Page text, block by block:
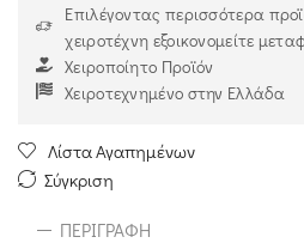
Επιλέγοντας περισσότερα
χειροτέχνη εξοικονομείτε
Χειροποίητο Προϊόν
Χειροτεχνημένο στην Ελλάδα
Λίστα Αγαπημένων
Σύγκριση
ΠΕΡΙΓΡΑΦΉ